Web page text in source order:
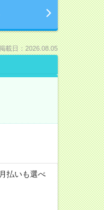
載日：2026.08.05
払いも選べ